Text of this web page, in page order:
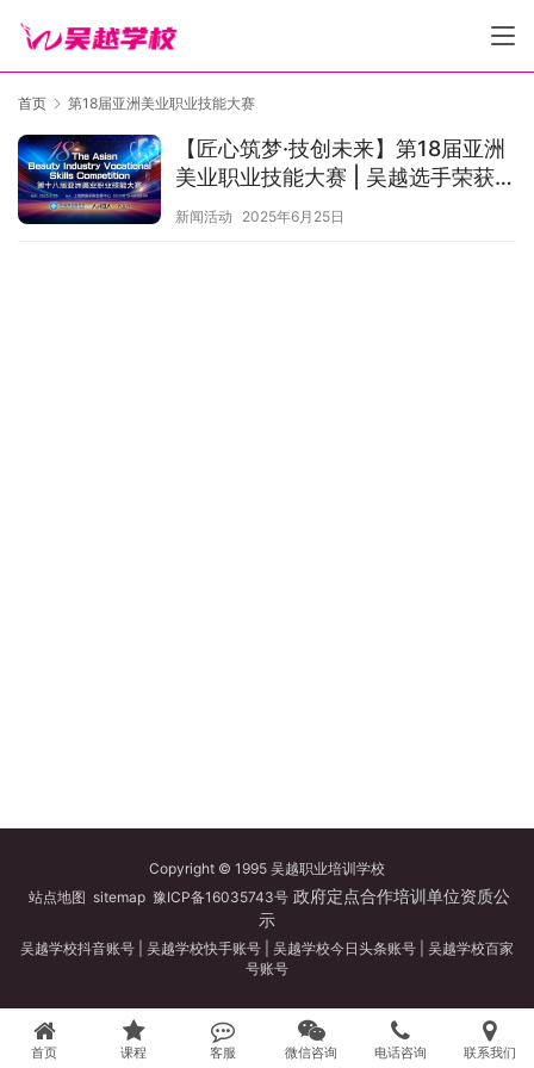
首页 第18届亚洲美业职业技能大赛
【匠心筑梦·技创未来】第18届亚洲
美业职业技能大赛 | 吴越选手荣获1
金3银闪耀亚洲！
新闻活动 2025年6月25日
Copyright © 1995 吴越职业培训学校
站点地图 sitemap 豫ICP备16035743号政府定点合作培训单位资质公
示
吴越学校抖音账号 吴越学校快手账号 吴越学校今日头条账号
吴越学校百家
号账号
首页 课程 客服 微信咨询 电话咨询 联系我们